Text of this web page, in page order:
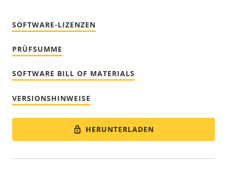
SOFTWARE-LIZENZEN
PRÜFSUMME
SOFTWARE BILL OF MATERIALS
VERSIONSHINWEISE
HERUNTERLADEN